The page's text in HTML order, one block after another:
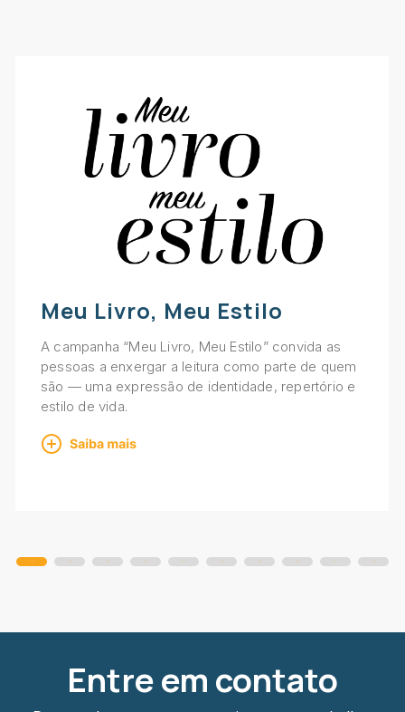
Meu Livro, Meu Estilo
A campanha “Meu Livro, Meu Estilo” convida as
pessoas a enxergar a leitura como parte de quem
são — uma expressão de identidade, repertório e
estilo de vida.
Entre em contato